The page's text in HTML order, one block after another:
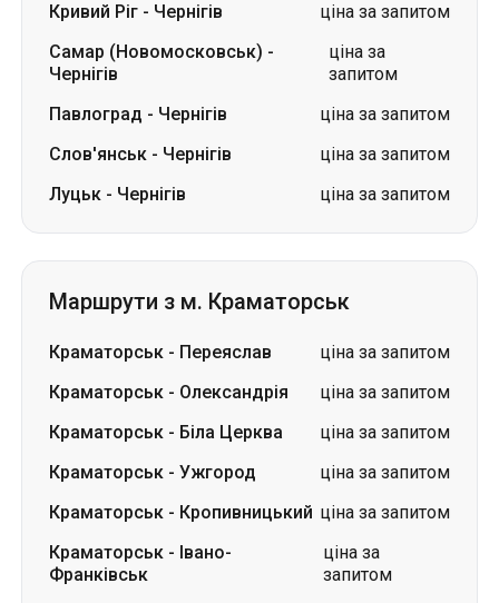
Кривий Ріг - Чернігів
ціна за запитом
Самар (Новомосковськ) -
Чернігів
ціна за
запитом
Павлоград - Чернігів
ціна за запитом
Слов'янськ - Чернігів
ціна за запитом
Луцьк - Чернігів ціна за запитом
Маршрути з м. Краматорськ
Краматорськ - Переяслав
ціна за запитом
Краматорськ - Олександрія
ціна за запитом
Краматорськ - Біла Церква
ціна за запитом
Краматорськ - Ужгород
ціна за запитом
Краматорськ - Кропивницький ціна за запитом
Краматорськ - Івано-
Франківськ
ціна за
запитом